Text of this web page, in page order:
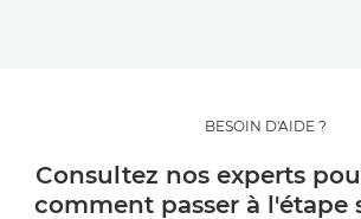
BESOIN D'AIDE ?
Consultez nos experts
comment passer à l'étape